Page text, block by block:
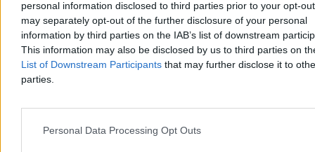
personal information disclosed to third parties prior to your opt-
may separately opt-out of the further disclosure of your personal
information by third parties on the IAB’s list of downstream
This information may also be disclosed by us to third parties on
List of Downstream Participants that may further disclose it to
parties.
Personal Data Processing Opt Outs
pokryje nawet połowy kosztu statystycznej wyprawki.
Katarzyna Dybińska
Dzisiaj 10:12
4 min